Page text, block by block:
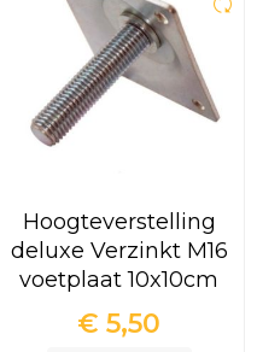
Hoogteverstelling
deluxe Verzinkt M16
voetplaat 10x10cm
€ 5,50